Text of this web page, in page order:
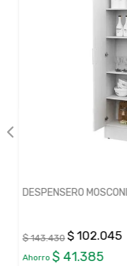
DESPENSERO
$ 143.430 $ 102.045
Ahorro $ 41.385